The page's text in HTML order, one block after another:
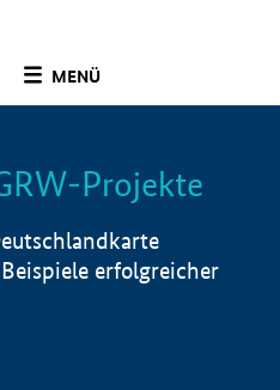
MENÜ
Info
Projekte
erfolgreicher